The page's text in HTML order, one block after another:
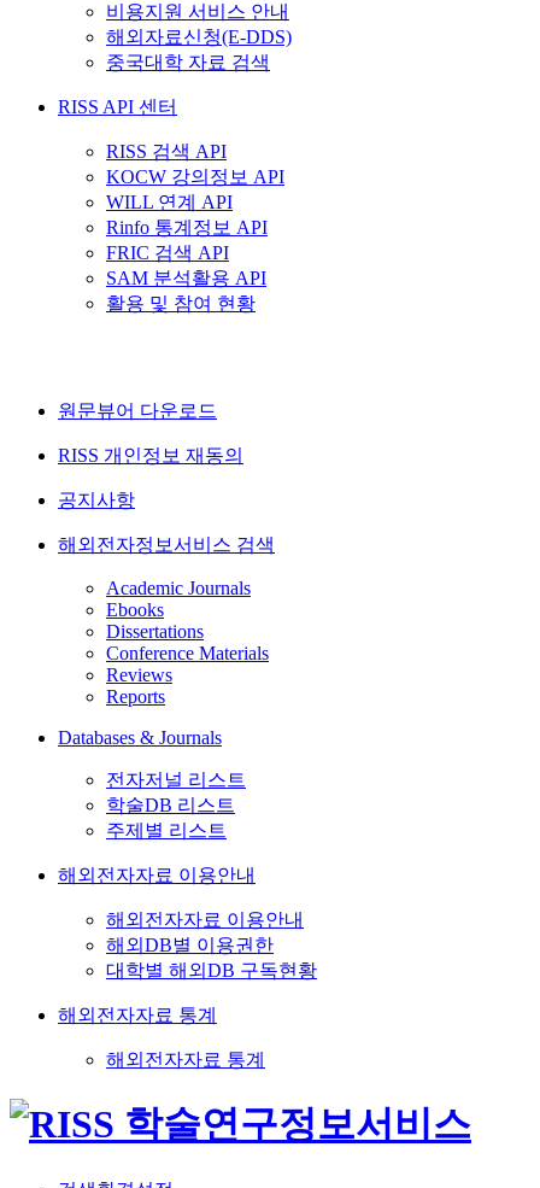
비용지원 서비스 안내
해외자료신청(E-DDS)
중국대학 자료 검색
RISS API 센터
RISS 검색 API
KOCW 강의정보 API
WILL 연계 API
Rinfo 통계정보 API
FRIC 검색 API
SAM 분석활용 API
활용 및 참여 현황
원문뷰어 다운로드
RISS 개인정보 재동의
공지사항
해외전자정보서비스 검색
Academic Journals
Ebooks
Dissertations
Conference Materials
Reviews
Reports
Databases & Journals
전자저널 리스트
학술DB 리스트
주제별 리스트
해외전자자료 이용안내
해외전자자료 이용안내
해외DB별 이용권한
대학별 해외DB 구독현황
해외전자자료 통계
해외전자자료 통계